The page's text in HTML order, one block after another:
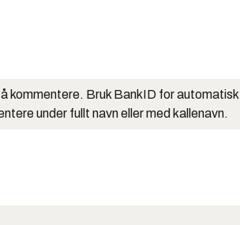
kommentere. Bruk BankID for automatisk
under fullt navn eller med kallenavn.